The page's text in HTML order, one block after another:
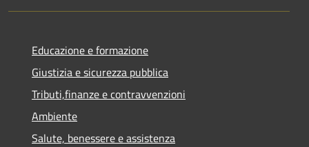
Educazione e formazione
Giustizia e sicurezza pubblica
Tributi,finanze e contravvenzioni
Ambiente
Salute, benessere e assistenza